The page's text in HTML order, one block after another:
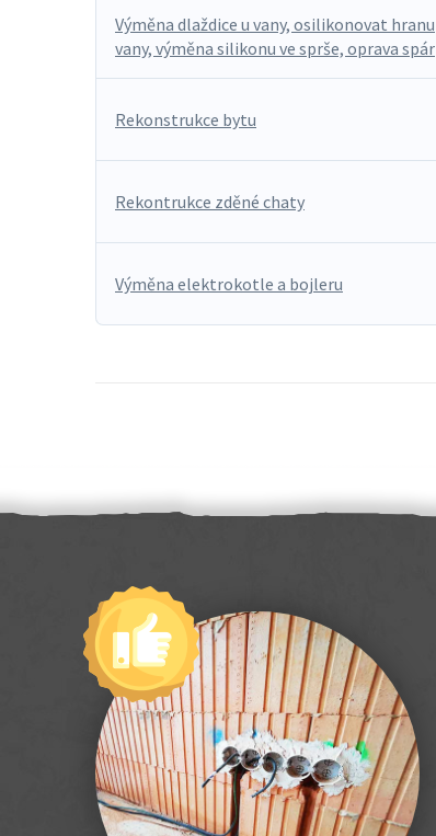
Výměna dlaždice u vany, osilikonovat hranu
vany, výměna silikonu ve sprše, oprava spár
Rekonstrukce bytu
Rekontrukce zděné chaty
Výměna elektrokotle a bojleru